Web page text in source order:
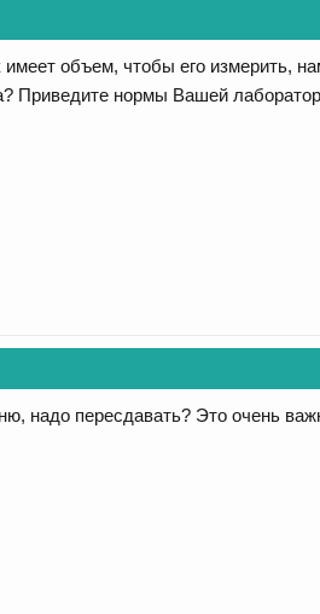
объем, чтобы его измерить,
Приведите нормы Вашей
надо пересдавать? Это очень